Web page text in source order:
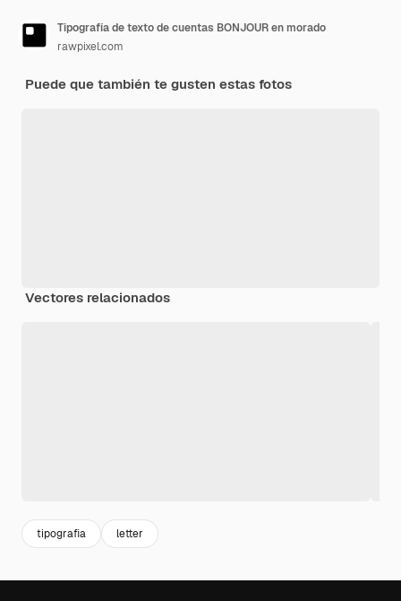
Tipografía de texto de cuentas BONJOUR en morado
rawpixel.com
Puede que también te gusten estas fotos
Vectores relacionados
tipografia letter